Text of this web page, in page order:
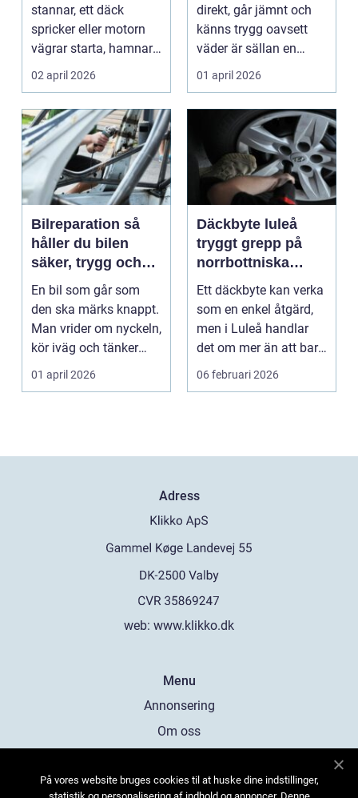
stannar, ett däck
spricker eller motorn
vägrar starta, hamnar
många i samma läge...
02 april 2026
direkt, går jämnt och
känns trygg oavsett
väder är sällan en
slump. Bakom varje
01 april 2026
Bilreparation så
håller du bilen
säker, trygg och
ekonomisk
En bil som går som
den ska märks knappt.
Man vrider om nyckeln,
kör iväg och tänker
inte mer på det....
01 april 2026
Däckbyte luleå
tryggt grepp på
norrbottniska
vägar
Ett däckbyte kan verka
som en enkel åtgärd,
men i Luleå handlar
det om mer än att bara
byta gummi mo...
06 februari 2026
Adress
web: www.klikko.dk
Menu
Annonsering
Om oss
Kontakta oss
På vores website bruges cookies til at huske dine indstillinger,